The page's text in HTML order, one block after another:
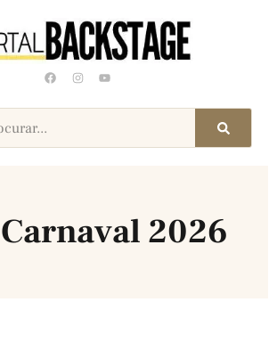
2026